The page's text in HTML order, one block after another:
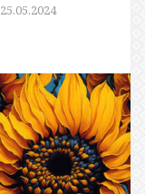
25.05.2024